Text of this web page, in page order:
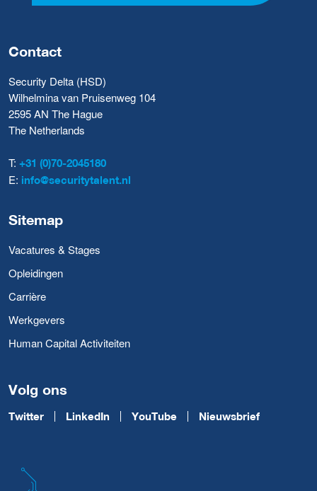
Contact
Security Delta (HSD)
Wilhelmina van Pruisenweg 104
2595 AN The Hague
The Netherlands
T: +31 (0)70-2045180
E: info@securitytalent.nl
Sitemap
Vacatures & Stages
Opleidingen
Carrière
Werkgevers
Human Capital Activiteiten
Volg ons
Twitter LinkedIn YouTube Nieuwsbrief